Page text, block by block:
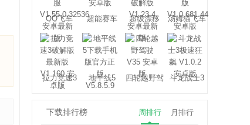
QQ飞车 超能赛车 超级漂移 汤姆猫飞车
拉力竞速3 地平线5
四轮越野驾
斗龙战士3
下载排行榜 周排行 月排行